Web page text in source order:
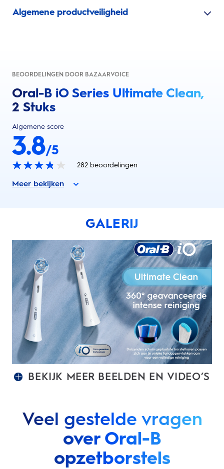
Algemene productveiligheid
BEOORDELINGEN DOOR BAZAARVOICE
Oral-B iO Series Ultimate Clean,
2 Stuks
Algemene score
3.8/5
282 beoordelingen
Meer bekijken
GALERIJ
BEKIJK MEER BEELDEN EN VIDEO’S
Veel gestelde vragen
over Oral-B
opzetborstels